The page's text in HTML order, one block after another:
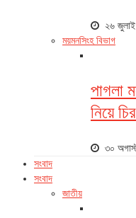
২৬
ময়মনসিংহ বিভাগ
পাগলা
নিয়ে
৩০
সংবাদ
সংবাদ
জাতীয়